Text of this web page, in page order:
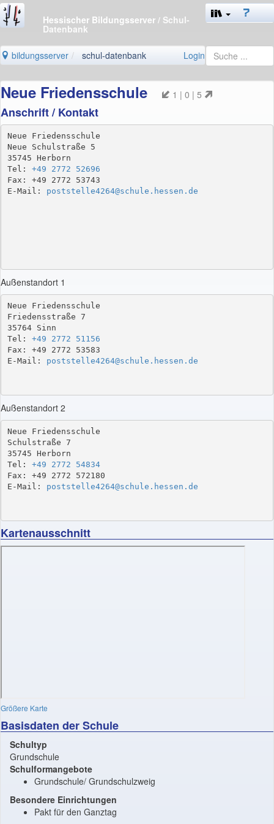
Hessischer Bildungsserver / Schul-
Datenbank
bildungsserver schul-datenbank Login
Neue Friedensschule 1 | 0 | 5
Anschrift / Kontakt
Neue Friedensschule
Neue Schulstraße 5
35745 Herborn
Tel: +49 2772 52696
Fax: +49 2772 53743
E-Mail: poststelle4264@schule.hessen.de
Außenstandort 1
Neue Friedensschule
Friedensstraße 7
35764 Sinn
Tel: +49 2772 51156
Fax: +49 2772 53583
E-Mail: poststelle4264@schule.hessen.de
Außenstandort 2
Neue Friedensschule
Schulstraße 7
35745 Herborn
Tel: +49 2772 54834
Fax: +49 2772 572180
E-Mail: poststelle4264@schule.hessen.de
Kartenausschnitt
Größere Karte
Basisdaten der Schule
Schultyp
Grundschule
Schulformangebote
Grundschule/ Grundschulzweig
Besondere Einrichtungen
Pakt für den Ganztag